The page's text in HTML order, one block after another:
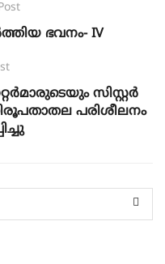
ഭവനം- IV
സിസ്റ്റര്‍
പരിശീലനം